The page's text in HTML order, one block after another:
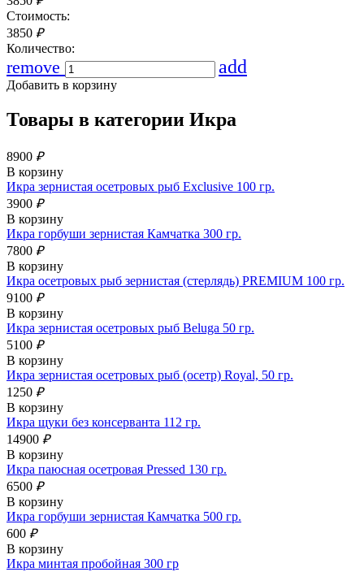
Стоимость:
3850 ₽
Количество:
remove add
Добавить в корзину
Товары в категории Икра
8900 ₽
В корзину
Икра зернистая осетровых рыб Exclusive 100 гр.
3900 ₽
В корзину
Икра горбуши зернистая Камчатка 300 гр.
7800 ₽
В корзину
Икра осетровых рыб зернистая (стерлядь) PREMIUM 100 гр.
9100 ₽
В корзину
Икра зернистая осетровых рыб Beluga 50 гр.
5100 ₽
В корзину
Икра зернистая осетровых рыб (осетр) Royal, 50 гр.
1250 ₽
В корзину
Икра щуки без консерванта 112 гр.
14900 ₽
В корзину
Икра паюсная осетровая Pressed 130 гр.
6500 ₽
В корзину
Икра горбуши зернистая Камчатка 500 гр.
600 ₽
В корзину
Икра минтая пробойная 300 гр